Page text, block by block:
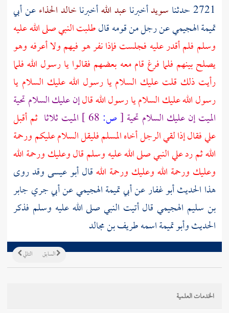
2721 حدثنا
سويدأخبرناعبد اللهأخبرناخالد الحذاءعنأبي
تميمة الهجيميعنرجل من قومهقالطلبت النبي صلى الله عليه
وسلم فلم أقدر عليه فجلست فإذا نفر هو فيهم ولا أعرفه وهو
يصلح بينهم فلما فرغ قام معه بعضهم فقالوا يا رسول الله فلما
رأيت ذلك قلت عليك السلام يا رسول الله عليك السلام يا
رسول الله عليك السلام يا رسول الله قالإن عليك السلام تحية
الميت إن عليك السلام تحية [ص: الميت ثلاثا ثم أقبل
علي فقال إذا لقي الرجل أخاه المسلم فليقل السلام عليكم ورحمة
الله ثم رد علي النبي صلى الله عليه وسلم قال وعليك ورحمة الله
وعليك ورحمة الله وعليك ورحمة اللهقال أبو عيسى وقد روى
هذا الحديثأبو غفارعنأبي تميمة الهجيميعنأبي جري جابر
بن سليم الهجيمي قال أتيت النبي صلى الله عليه وسلم فذكر
الحديثوأبو تميمةاسمهطريف بن مجالد
التالي السابق
الخدمات العلمية